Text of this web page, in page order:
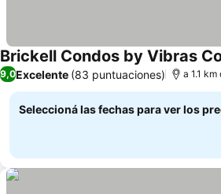
Brickell Condos by Vibras
9,0Excelente (83 puntuaciones) a 1.1
Seleccioná las fechas para ver los